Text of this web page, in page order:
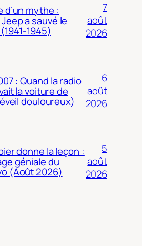
d’un mythe :
a sauvé le
1945)
7
août
2026
: Quand la radio
la voiture de
douloureux)
6
août
2026
donne la leçon :
géniale du
(Août 2026)
5
août
2026